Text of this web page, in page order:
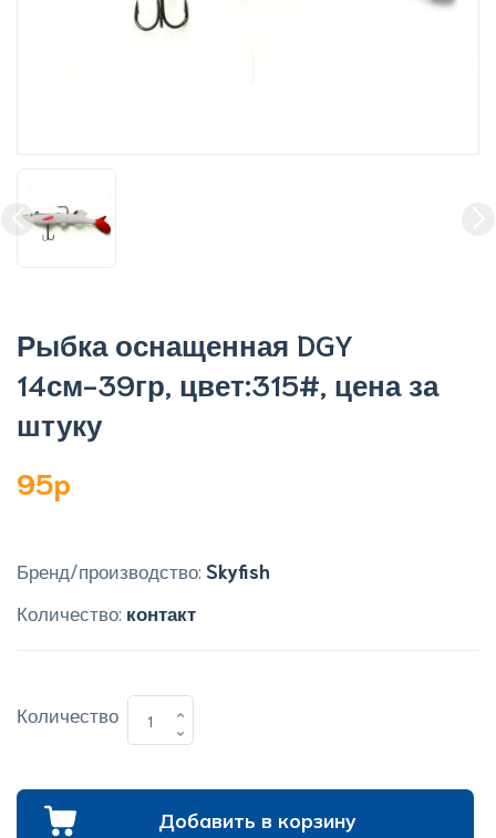
Рыбка оснащенная DGY
14см-39гр, цвет:315#, цена за
штуку
95p
Бренд/производство: Skyfish
Количество: контакт
Количество
Добавить в корзину